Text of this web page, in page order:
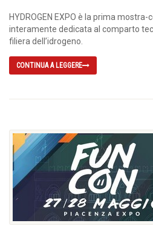
HYDROGEN EXPO è la prima
interamente dedicata al comparto
filiera dell’idrogeno.
CONTINUA A LEGGERE